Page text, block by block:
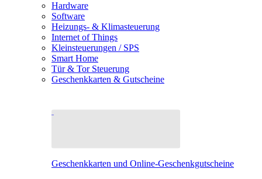
Hardware
Software
Heizungs- & Klimasteuerung
Internet of Things
Kleinsteuerungen / SPS
Smart Home
Tür & Tor Steuerung
Geschenkkarten & Gutscheine
Geschenkkarten und Online-Geschenkgutscheine